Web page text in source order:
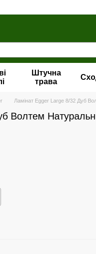
Штучна
трава
Ламінат Egger Large 8/32 Дуб
Волтем